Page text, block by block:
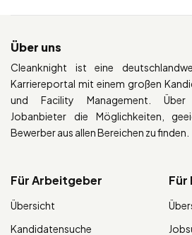
Über uns
Cleanknight ist eine
Karriereportal mit einem großen
und Facility Management. Über
Jobanbieter die Möglichkeiten,
Bewerber aus allen Bereichen zu finden.
Für Arbeitgeber
Übersicht
Kandidatensuche
Für